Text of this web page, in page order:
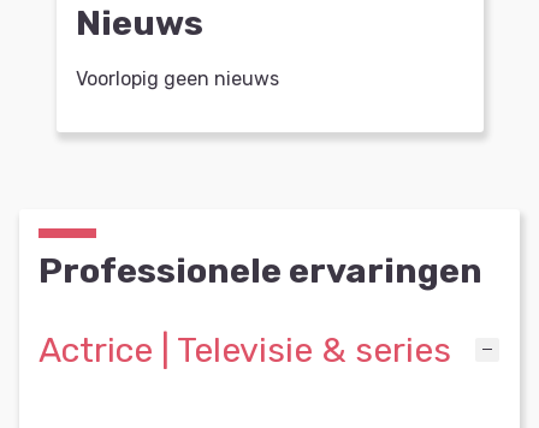
Nieuws
Voorlopig geen nieuws
Professionele ervaringen
Actrice | Televisie & series